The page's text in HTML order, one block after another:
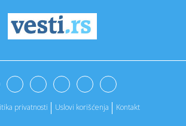
privatnosti Uslovi korišćenja Kontakt